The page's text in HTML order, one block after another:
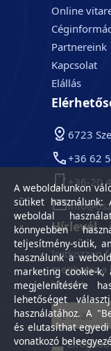
Online
Partnereink
Kapcsolat
Elállás
6723
+36 62
+36-20
Hírlevél
Iratkozzon
megkapja a
híreket.
A weboldalunkon
sütiket használunk:
weboldal
könnyebben
teljesítmény-sütik,
használunk a
marketing cookie-
megjelenítésére
lehetőséget
használatához. A
és elutasíthat
vonatkozó